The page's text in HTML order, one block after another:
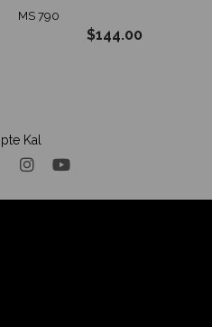
MS 790
$144.00
Kal